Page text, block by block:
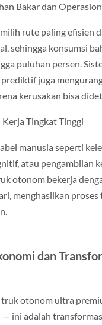
Bakar dan
rute paling efisien
sehingga konsumsi
puluhan persen.
juga
kerusakan bisa
Tingkat Tinggi
manusia seperti
atau pengambilan
otonom bekerja
menghasilkan proses
dan
otonom ultra
ini adalah